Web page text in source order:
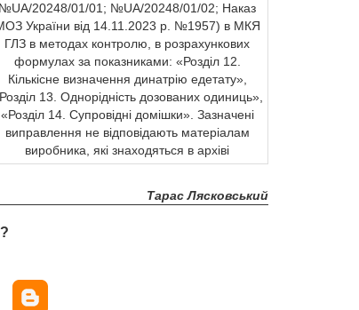
№UA/20248/01/01; №UA/20248/01/02; Наказ
України від 14.11.2023 р. №1957) в МКЯ
ГЛЗ в методах контролю, в розрахункових
формулах за показниками: «Розділ 12.
Кількісне визначення динатрію едетату»,
13. Однорідність дозованих одиниць»,
«Розділ 14. Супровідні домішки». Зазначені
виправлення не відповідають матеріалам
виробника, які знаходяться в архіві
Тарас Лясковський